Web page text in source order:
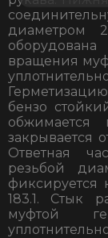
диаметром
вращения
бензо
закрывается
Ответная
резьбой
фиксируется
183.1. Стык
муфтой